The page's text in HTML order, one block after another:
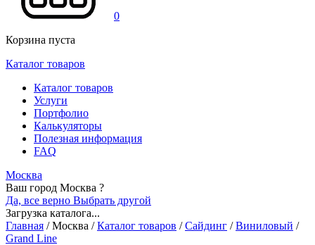
0
Корзина пуста
Каталог товаров
Каталог товаров
Услуги
Портфолио
Калькуляторы
Полезная информация
FAQ
Москва
Ваш город Москва ?
Да, все верно Выбрать другой
Загрузка каталога...
Главная /Москва / Каталог товаров / Сайдинг / Виниловый /
Grand Line